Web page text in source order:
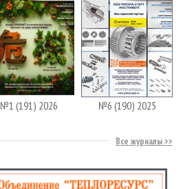
№1 (191) 2026 №6 (190) 2025
Все журналы